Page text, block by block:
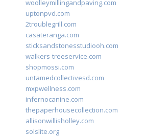
woolleymillingandpaving.com
uptonpvd.com
2troublegrill.com
casateranga.com
sticksandstonesstudiooh.com
walkers-treeservice.com
shopmossi.com
untamedcollectivesd.com
mxpwellness.com
infernocanine.com
thepaperhousecollection.com
allisonwillisholley.com
solslite.org